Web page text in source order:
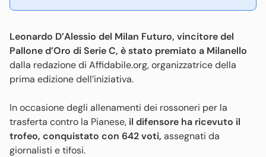
Leonardo D’Alessio del Milan Futuro, vincitore del
Pallone d’Oro di Serie C, è stato premiato a Milanello
dalla redazione di Affidabile.org, organizzatrice della
prima edizione dell’iniziativa.
In occasione degli allenamenti dei rossoneri per la
trasferta contro la Pianese, il difensore ha ricevuto il
trofeo, conquistato con 642 voti, assegnati da
giornalisti e tifosi.